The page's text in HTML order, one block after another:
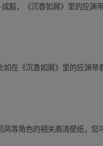
，《沉香如屑》里的应渊
在《沉香如屑》里的应渊
等角色的相关高清壁纸，